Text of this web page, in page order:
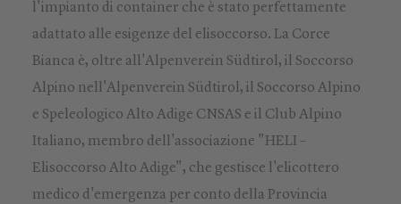
l'impianto di container che è stato perfettamente
adattato alle esigenze del elisoccorso. La Corce
Bianca è, oltre all'Alpenverein Südtirol, il Soccorso
Alpino nell'Alpenverein Südtirol, il Soccorso Alpino
e Speleologico Alto Adige CNSAS e il Club Alpino
Italiano, membro dell'associazione "HELI –
Elisoccorso Alto Adige", che gestisce l'elicottero
medico d'emergenza per conto della Provincia